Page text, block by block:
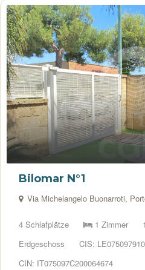
Bilomar N°1
Via Michelangelo Buonarroti,
4 Schlafplätze 1 Zimmer
Erdgeschoss
CIS:
CIN: IT075097C200064674